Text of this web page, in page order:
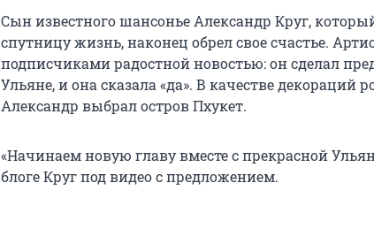
Сын известного шансонье Александр Круг,
спутницу жизнь, наконец обрел свое счастье.
подписчиками радостной новостью: он сделал
Ульяне, и она сказала «да». В качестве
Александр выбрал остров Пхукет.
«Начинаем новую главу вместе с прекрасной
блоге Круг под видео с предложением.